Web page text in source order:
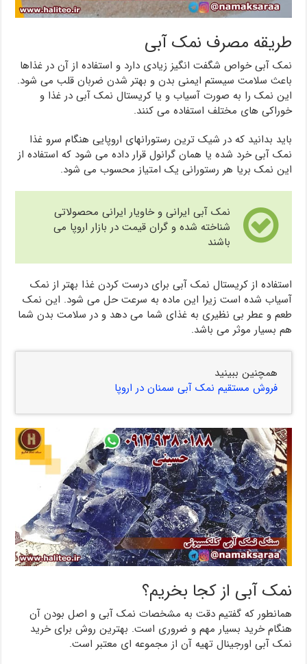
طریقه مصرف نمک آبی
نمک آبی خواص شگفت انگیز زیادی دارد و استفاده از آن در غذاها
باعث سلامت سیستم ایمنی بدن و بهتر شدن ضربان قلب می شود.
این نمک را به صورت آسیاب و یا کریستال نمک آبی در غذا و
خوراکی های مختلف استفاده می کنند.
باید بدانید که در شیک ترین رستورانهای اروپایی هنگام سرو غذا
نمک آبی خرد شده یا همان گرانول قرار داده می شود که استفاده از
این نمک بریا هر رستورانی یک امتیاز محسوب می شود.
نمک آبی ایرانی و خاویار ایرانی محصولاتی
شناخته شده و گران قیمت در بازار اروپا می
باشند
استفاده از کریستال نمک آبی برای درست کردن غذا بهتر از نمک
آسیاب شده است زیرا این ماده به سرعت حل می شود. این نمک
طعم و عطر بی نظیری به غذای شما می دهد و در سلامت بدن شما
هم بسیار موثر می باشد.
همچنین ببینید
فروش مستقیم نمک آبی سمنان در اروپا
نمک آبی از کجا بخریم؟
همانطور که گفتیم دقت به مشخصات نمک آبی و اصل بودن آن
هنگام خرید بسیار مهم و ضروری است. بهترین روش برای خرید
نمک آبی اورجینال تهیه آن از مجموعه ای معتبر است.